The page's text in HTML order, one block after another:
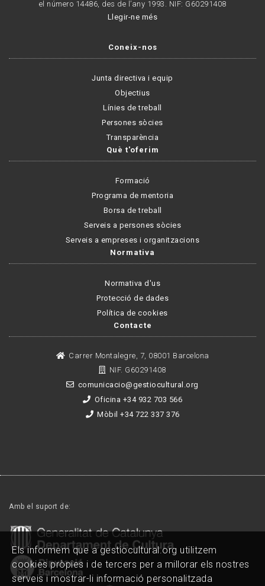
el número 14486, des de l’any 1993. NIF: G60291408
Llegir-ne més
Coneix-nos
Junta directiva i equip
Objectius
Línies de treball
Persones sòcies
Transparència
Què t'oferim
Formació
Programa de mentoria
Borsa de treball
Serveis a persones sòcies
Serveis a empreses i organitzacions
Normativa
Normativa d'us
Protecció de dades
Política de cookies
Contacte
Carrer Montalegre, 7, 08001 Barcelona
NIF. G60291408
comunicacio@gestiocultural.org
Oficina +34 932 703 566
Mòbil +34 722 337 376
Amb el suport de:
Els informem que a gestiocultural.org utilitzem
cookies pròpies i de tercers per a millorar els nostres
serveis i mostrar-li informació personalitzada